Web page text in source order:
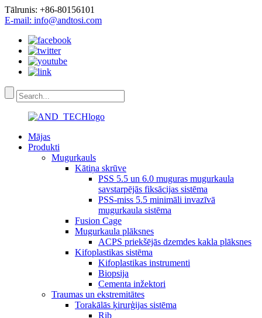
Tālrunis: +86-80156101
E-mail: info@andtosi.com
Mājas
Produkti
Mugurkauls
Kātiņa skrūve
PSS 5.5 un 6.0 muguras mugurkaula
savstarpējās fiksācijas sistēma
PSS-miss 5.5 minimāli invazīvā
mugurkaula sistēma
Fusion Cage
Mugurkaula plāksnes
ACPS priekšējās dzemdes kakla plāksnes
Kifoplastikas sistēma
Kifoplastikas instrumenti
Biopsija
Cementa inžektori
Traumas un ekstremitātes
Torakālās ķirurģijas sistēma
Rib